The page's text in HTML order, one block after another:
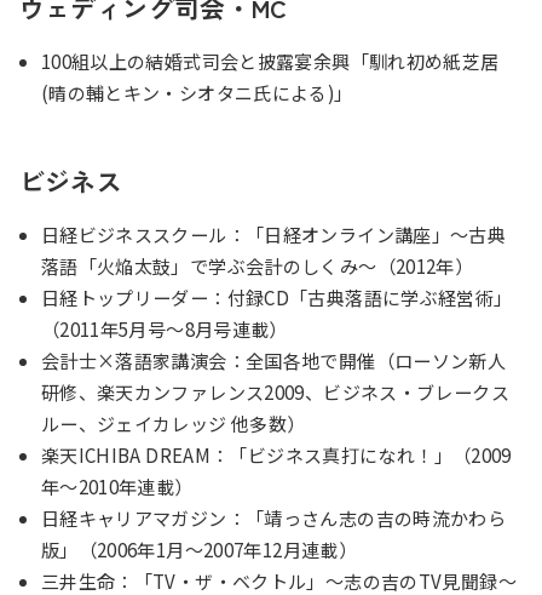
ウェディング司会・MC
100組以上の結婚式司会と披露宴余興「馴れ初め紙芝居
(晴の輔とキン・シオタニ氏による)」
ビジネス
日経ビジネススクール：「日経オンライン講座」～古典
落語「火焔太鼓」で学ぶ会計のしくみ～（2012年）
日経トップリーダー：付録CD「古典落語に学ぶ経営術」
（2011年5月号～8月号連載）
会計士×落語家講演会：全国各地で開催（ローソン新人
研修、楽天カンファレンス2009、ビジネス・ブレークス
ルー、ジェイカレッジ 他多数）
楽天ICHIBA DREAM：「ビジネス真打になれ！」（2009
年～2010年連載）
日経キャリアマガジン：「靖っさん志の吉の時流かわら
版」（2006年1月〜2007年12月連載）
三井生命：「TV・ザ・ベクトル」～志の吉のTV見聞録～